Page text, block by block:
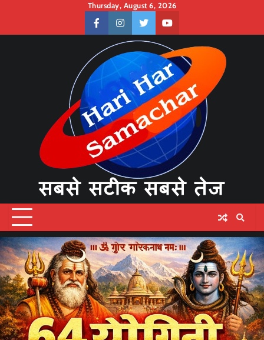
content
Thursday, August 6, 2026
facebookinstagramtwitteryoutube